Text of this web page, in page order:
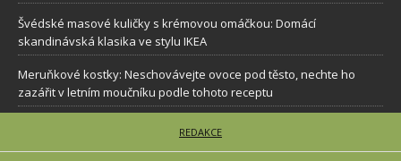
Švédské masové kuličky s krémovou omáčkou: Domácí
skandinávská klasika ve stylu IKEA
Meruňkové kostky: Neschovávejte ovoce pod těsto, nechte ho
zazářit v letním moučníku podle tohoto receptu
REDAKCE